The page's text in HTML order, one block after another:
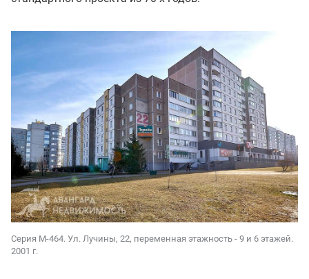
Серия М-464. Ул. Лучины, 22, переменная этажность - 9 и 6 этажей.
2001 г.